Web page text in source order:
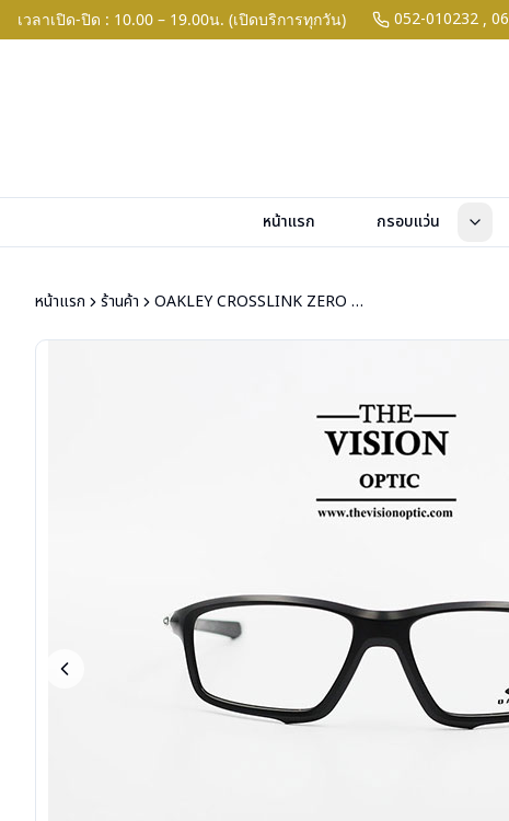
เวลาเปิด-ปิด : 10.00 – 19.00น. (เปิดบริการทุกวัน) 052-010232 ,
หน้าแรก กรอบแว่น
หน้าแรก ร้านค้า OAKLEY CROSSLINK ZERO OX8076-0356